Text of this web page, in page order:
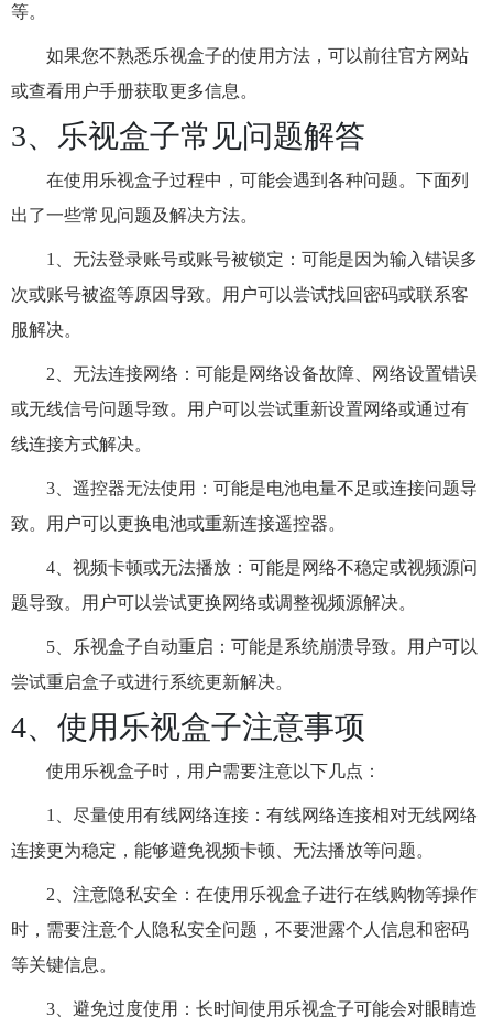
等。
如果您不熟悉乐视盒子的使用方法，可以前往官方网站
或查看用户手册获取更多信息。
3、乐视盒子常见问题解答
在使用乐视盒子过程中，可能会遇到各种问题。下面列
出了一些常见问题及解决方法。
1、无法登录账号或账号被锁定：可能是因为输入错误多
次或账号被盗等原因导致。用户可以尝试找回密码或联系客
服解决。
2、无法连接网络：可能是网络设备故障、网络设置错误
或无线信号问题导致。用户可以尝试重新设置网络或通过有
线连接方式解决。
3、遥控器无法使用：可能是电池电量不足或连接问题导
致。用户可以更换电池或重新连接遥控器。
4、视频卡顿或无法播放：可能是网络不稳定或视频源问
题导致。用户可以尝试更换网络或调整视频源解决。
5、乐视盒子自动重启：可能是系统崩溃导致。用户可以
尝试重启盒子或进行系统更新解决。
4、使用乐视盒子注意事项
使用乐视盒子时，用户需要注意以下几点：
1、尽量使用有线网络连接：有线网络连接相对无线网络
连接更为稳定，能够避免视频卡顿、无法播放等问题。
2、注意隐私安全：在使用乐视盒子进行在线购物等操作
时，需要注意个人隐私安全问题，不要泄露个人信息和密码
等关键信息。
3、避免过度使用：长时间使用乐视盒子可能会对眼睛造